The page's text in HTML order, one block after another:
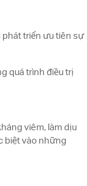
triển ưu tiên sự
quá trình điều trị
viêm, làm dịu
biệt vào những